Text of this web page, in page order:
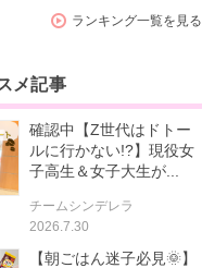
ランキング一覧を見る
メ記事
確認中【Z世代はドトー
ルに行かない!?】現役女
子高生＆女子大生が...
チームシンデレラ
2026.7.30
【朝ごはん迷子必見🌞】